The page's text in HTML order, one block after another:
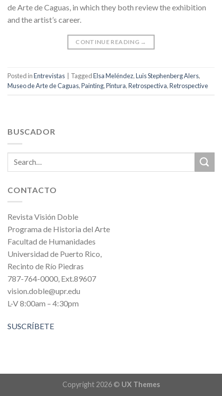
de Arte de Caguas, in which they both review the exhibition
and the artist’s career.
CONTINUE READING →
Posted inEntrevistas TaggedElsa Meléndez,Luis Stephenberg Alers,
Museo de Arte de Caguas,Painting,Pintura,Retrospectiva,Retrospective
BUSCADOR
CONTACTO
Revista Visión Doble
Programa de Historia del Arte
Facultad de Humanidades
Universidad de Puerto Rico,
Recinto de Río Piedras
787-764-0000, Ext.89607
vision.doble@upr.edu
L-V 8:00am – 4:30pm
SUSCRÍBETE
Copyright 2026 © UX Themes